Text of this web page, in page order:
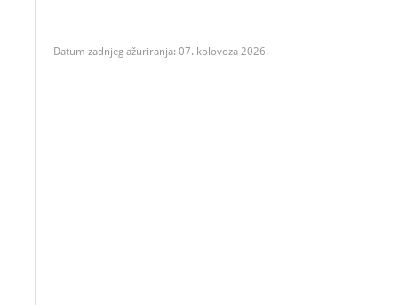
Datum zadnjeg ažuriranja: 07. kolovoza 2026.